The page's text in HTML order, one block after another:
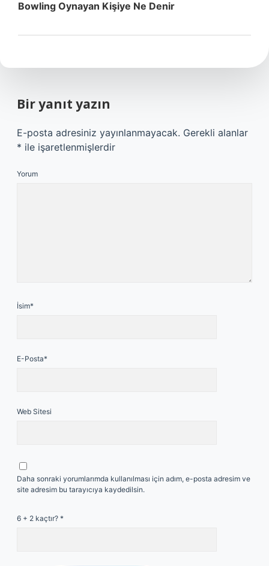
Bowling Oynayan Kişiye Ne Denir
Bir yanıt yazın
E-posta adresiniz yayınlanmayacak. Gerekli alanlar
* ile işaretlenmişlerdir
Yorum
İsim*
E-Posta*
Web Sitesi
Daha sonraki yorumlarımda kullanılması için adım, e-posta adresim ve
site adresim bu tarayıcıya kaydedilsin.
6 + 2 kaçtır? *